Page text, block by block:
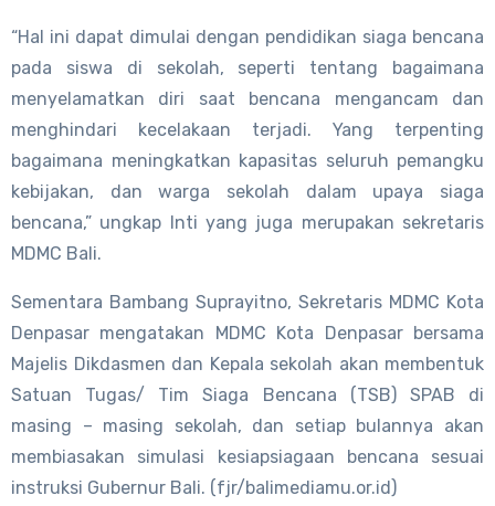
“Hal ini dapat dimulai dengan pendidikan siaga bencana
pada siswa di sekolah, seperti tentang bagaimana
menyelamatkan diri saat bencana mengancam dan
menghindari kecelakaan terjadi. Yang terpenting
bagaimana meningkatkan kapasitas seluruh pemangku
kebijakan, dan warga sekolah dalam upaya siaga
bencana,” ungkap Inti yang juga merupakan sekretaris
MDMC Bali.
Sementara Bambang Suprayitno, Sekretaris MDMC Kota
Denpasar mengatakan MDMC Kota Denpasar bersama
Majelis Dikdasmen dan Kepala sekolah akan membentuk
Satuan Tugas/ Tim Siaga Bencana (TSB) SPAB di
masing – masing sekolah, dan setiap bulannya akan
membiasakan simulasi kesiapsiagaan bencana sesuai
instruksi Gubernur Bali. (fjr/balimediamu.or.id)